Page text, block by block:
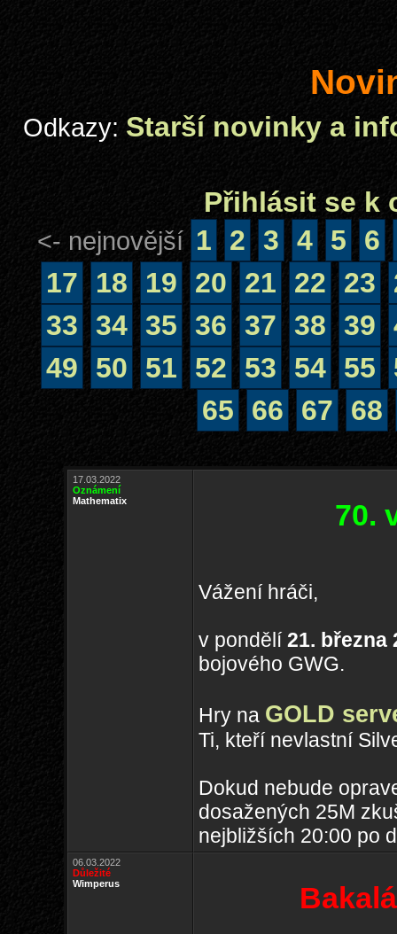
Odkazy: Starší novinky a
Přihlásit se k
<- nejnovější 1 2 3 4 5
6
17
18 19 20 21 22 23
33 34 35 36 37 38 39
49
50 51 52 53 54 55
65
66 67 68
17.03.2022
Oznámení
Mathematix
70.
Vážení hráči,
v pondělí 21. března
bojového GWG.
Hry na GOLD
Ti, kteří nevlastní
Dokud nebude
dosažených 25M
nejbližších 20:00 po
06.03.2022
Důležité
Wimperus